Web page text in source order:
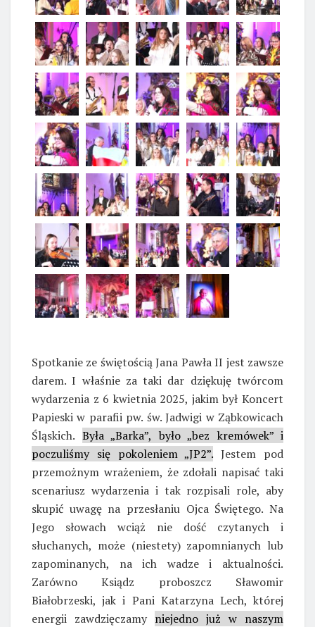
Spotkanie ze świętością Jana Pawła II jest zawsze
darem. I właśnie za taki dar dziękuję twórcom
wydarzenia z 6 kwietnia 2025, jakim był Koncert
Papieski w parafii pw. św. Jadwigi w Ząbkowicach
Śląskich. Była „Barka”, było „bez kremówek” i
poczuliśmy się pokoleniem „JP2”. Jestem pod
przemożnym wrażeniem, że zdołali napisać taki
scenariusz wydarzenia i tak rozpisali role, aby
skupić uwagę na przesłaniu Ojca Świętego. Na
Jego słowach wciąż nie dość czytanych i
słuchanych, może (niestety) zapomnianych lub
zapominanych, na ich wadze i aktualności.
Zarówno Ksiądz proboszcz Sławomir
Białobrzeski, jak i Pani Katarzyna Lech, której
energii zawdzięczamy niejedno już w naszym